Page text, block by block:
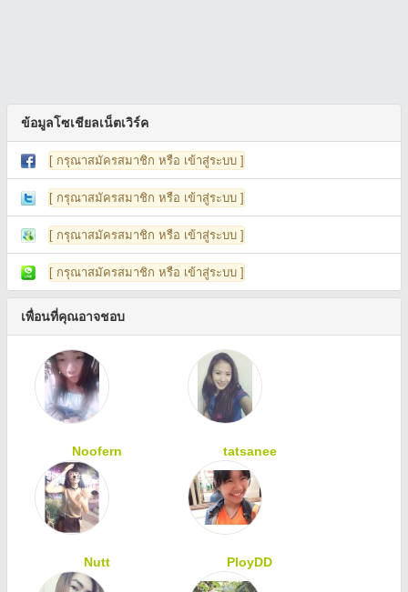
ข้อมูลโซเชียลเน็ตเวิร์ค
[ กรุณาสมัครสมาชิก หรือ เข้าสู่ระบบ ]
[ กรุณาสมัครสมาชิก หรือ เข้าสู่ระบบ ]
[ กรุณาสมัครสมาชิก หรือ เข้าสู่ระบบ ]
[ กรุณาสมัครสมาชิก หรือ เข้าสู่ระบบ ]
เพื่อนที่คุณอาจชอบ
Noofern tatsanee
Nutt PloyDD